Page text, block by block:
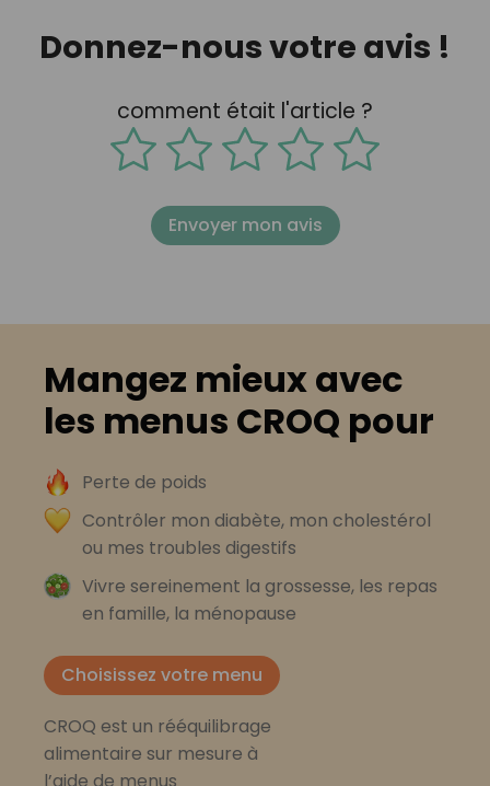
Donnez-nous votre avis !
comment était l'article ?
Envoyer mon avis
Mangez mieux avec
les menus CROQ pour
Perte de poids
Contrôler mon diabète, mon cholestérol
ou mes troubles digestifs
Vivre sereinement la grossesse, les repas
en famille, la ménopause
Choisissez votre menu
CROQ est un rééquilibrage
alimentaire sur mesure à